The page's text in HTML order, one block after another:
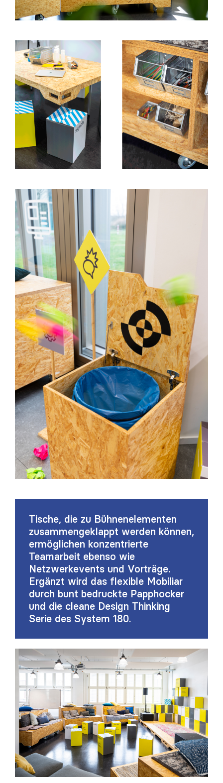
Tische, die zu Bühnenelementen
zusammengeklappt werden können,
ermöglichen konzentrierte
Teamarbeit ebenso wie
Netzwerkevents und Vorträge.
Ergänzt wird das flexible Mobiliar
durch bunt bedruckte Papphocker
und die cleane Design Thinking
Serie des System 180.